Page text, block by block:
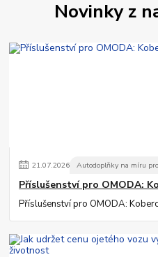
Novinky z
21.07.2026 Autodoplňky na míru
Příslušenství pro OMODA:
Příslušenství pro OMODA: